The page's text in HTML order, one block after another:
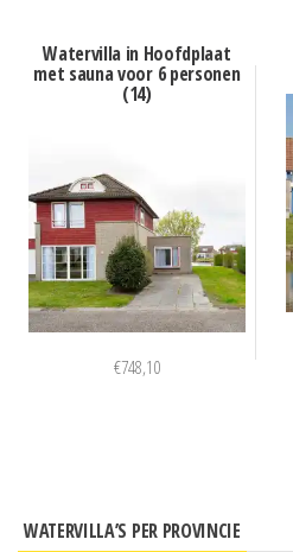
Watervilla in Hoofdplaat
met sauna voor 6 personen
(14)
€748,10
WATERVILLA’S PER PROVINCIE